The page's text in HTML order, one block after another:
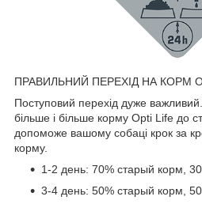
ПРАВИЛЬНИЙ ПЕРЕХІД НА КОРМ
Поступовий перехід дуже
більше і більше корму Opti Life до
допоможе вашому собаці крок за
корму.
1-2 день: 70% старый корм,
3-4 день: 50% старый корм,